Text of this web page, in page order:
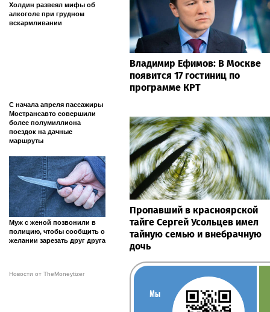
Холдин развеял мифы об
алкоголе при грудном
вскармливании
С начала апреля пассажиры
Мострансавто совершили
более полумиллиона
поездок на дачные
маршруты
Муж с женой позвонили в
полицию, чтобы сообщить о
желании зарезать друг друга
Новости от TheMoneytizer
Владимир Ефимов: В Москве
появится 17 гостиниц по
программе КРТ
Пропавший в красноярской
тайге Сергей Усольцев имел
тайную семью и внебрачную
дочь
Мы